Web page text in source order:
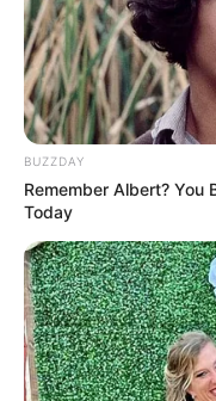
The Monster
Tiny!
BRAINBERRIES
BUZZDAY
Remember Albert? You
Today